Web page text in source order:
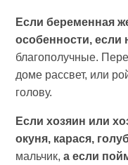
Если беременная
особенности, если
благополучные.
доме рассвет, или
голову.
Если хозяин или
окуня, карася,
мальчик,а если